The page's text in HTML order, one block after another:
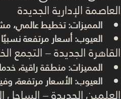
العاصمة الإدارية الجديدة
المميزات: تخطيط عالمي،
العيوب: أسعار مرتفعة
القاهرة الجديدة – التجمع
المميزات: منطقة راقية،
العيوب: الأسعار مرتفعة،
العلمين الجديدة –